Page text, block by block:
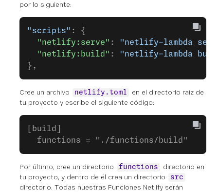
por lo siguiente:
"scripts" : {
  "netlify:serve"
:
"netlify-lambda
  "netlify:build"
:
"netlify-lambda
},
Cree un archivo netlify.toml
en el directorio raíz de
tu proyecto y escribe el siguiente código:
[build]
  functions = "./functions/build"
Por último, cree un directorio functions
directorio en
tu proyecto, y dentro de él crea un directorio
src
directorio. Todas nuestras Funciones Netlify serán